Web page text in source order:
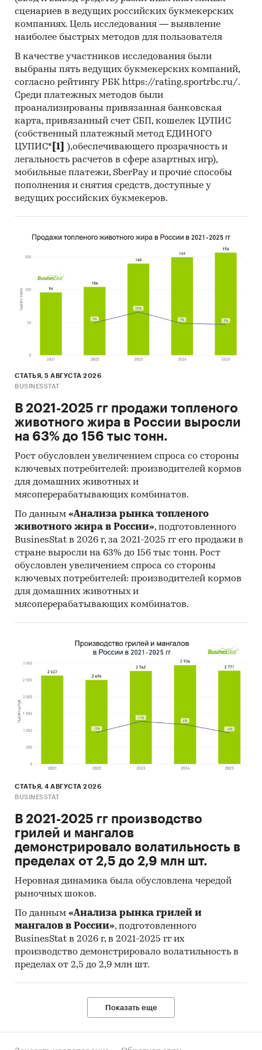
Mystery-Shopping с производителями:
того, информацию об объемах производства и
производителямив завуалированной форме
(Mystery-Shopping)
от имени потенциального
заказчика.
Мониторинг документов:в качестве
основных методов анализа данных выступают
так называемые (1) Традиционный
(качественный) контент-анализ интервью и
документов и (2) Квантитативный
(количественный) анализ с применением
пакетов программ, к которым имеет доступ
исследование). В общем виде целью
кабинетного исследования является
проанализировать ситуацию на рынке
картриджей открытого типа для pod-систем и
получить (рассчитать) показатели,
Базы данных Федеральной Таможенной
службы РФ, ФСГС РФ (Росстат).
Материалы DataMonitor, EuroMonitor,
Eurostat.
Печатные и электронные деловые и
специализированные издания,
аналитические обзоры.
Экспертные опросы.
Материалы участников отечественного и
мирового рынков.
Результаты исследований маркетинговых и
консалтинговых агентств.
Материалы отраслевых учреждений и базы
данных.
Результаты ценовых мониторингов.
Материалы и базы данных статистики ООН
(United Nations Statistics Division:
Commodity Trade Statistics, Industrial
Материалы ВТО (World Trade Organization).
Материалы Организации экономического
сотрудничества и развития (Organization for
Economic Cooperation and Development).
Материалы International Trade Centre.
Материалы Index Mundi.
Research Group.
Объем и структура выборки
Процедура контент-анализа документов не
все доступные исследователю документы.
сценариев в ведущих российских букмекерских
компаниях. Цель исследования — выявление
наиболее быстрых методов для пользователя
В качестве участников исследования были
выбраны пять ведущих букмекерских компаний,
согласно рейтингу РБК https://rating.sportrbc.ru/.
Среди платежных методов были
проанализированы привязанная банковская
карта, привязанный счет СБП, кошелек ЦУПИС
(собственный платежный метод ЕДИНОГО
ЦУПИС* [1]
),обеспечивающего прозрачность и
легальность расчетов в сфере азартных игр),
мобильные платежи, SberPay и прочие способы
пополнения и снятия средств, доступные у
ведущих российских букмекеров.
СТАТЬЯ, 5 АВГУСТА 2026
BUSINESSTAT
В 2021-2025 гг продажи топленого
животного жира в России выросли
на 63% до 156 тыс тонн.
Рост обусловлен увеличением спроса со стороны
ключевых потребителей: производителей кормов
для домашних животных и
мясоперерабатывающих комбинатов.
По данным «Анализа рынка топленого
животного жира в России», подготовленного
BusinesStat в 2026 г, за 2021-2025 гг его продажи в
стране выросли на 63% до 156 тыс тонн. Рост
обусловлен увеличением спроса со стороны
ключевых потребителей: производителей кормов
для домашних животных и
мясоперерабатывающих комбинатов.
СТАТЬЯ, 4 АВГУСТА 2026
BUSINESSTAT
В 2021-2025 гг производство
грилей и мангалов
демонстрировало волатильность в
пределах от 2,5 до 2,9 млн шт.
Неровная динамика была обусловлена чередой
рыночных шоков.
По данным «Анализа рынка грилей и
мангалов в России», подготовленного
BusinesStat в 2026 г, в 2021-2025 гг их
производство демонстрировало волатильность в
пределах от 2,5 до 2,9 млн шт.
Показать еще